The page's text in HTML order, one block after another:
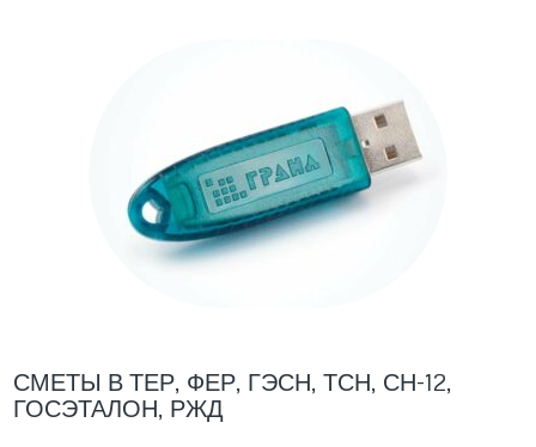
СМЕТЫ В ТЕР, ФЕР, ГЭСН, ТСН, СН-12,
ГОСЭТАЛОН, РЖД